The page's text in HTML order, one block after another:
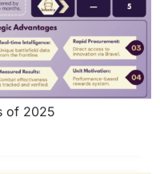
of 2025